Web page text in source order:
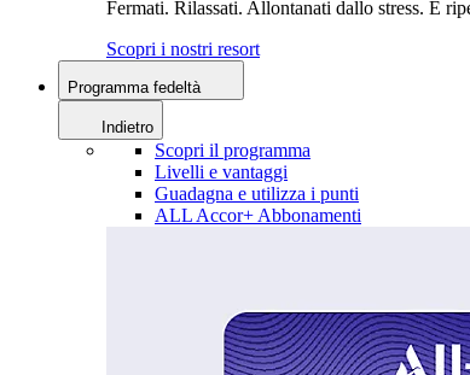
Fermati. Rilassati. Allontanati dallo stress. E
Scopri i nostri resort
Programma fedeltà
Indietro
Scopri il programma
Livelli e vantaggi
Guadagna e utilizza i punti
ALL Accor+ Abbonamenti